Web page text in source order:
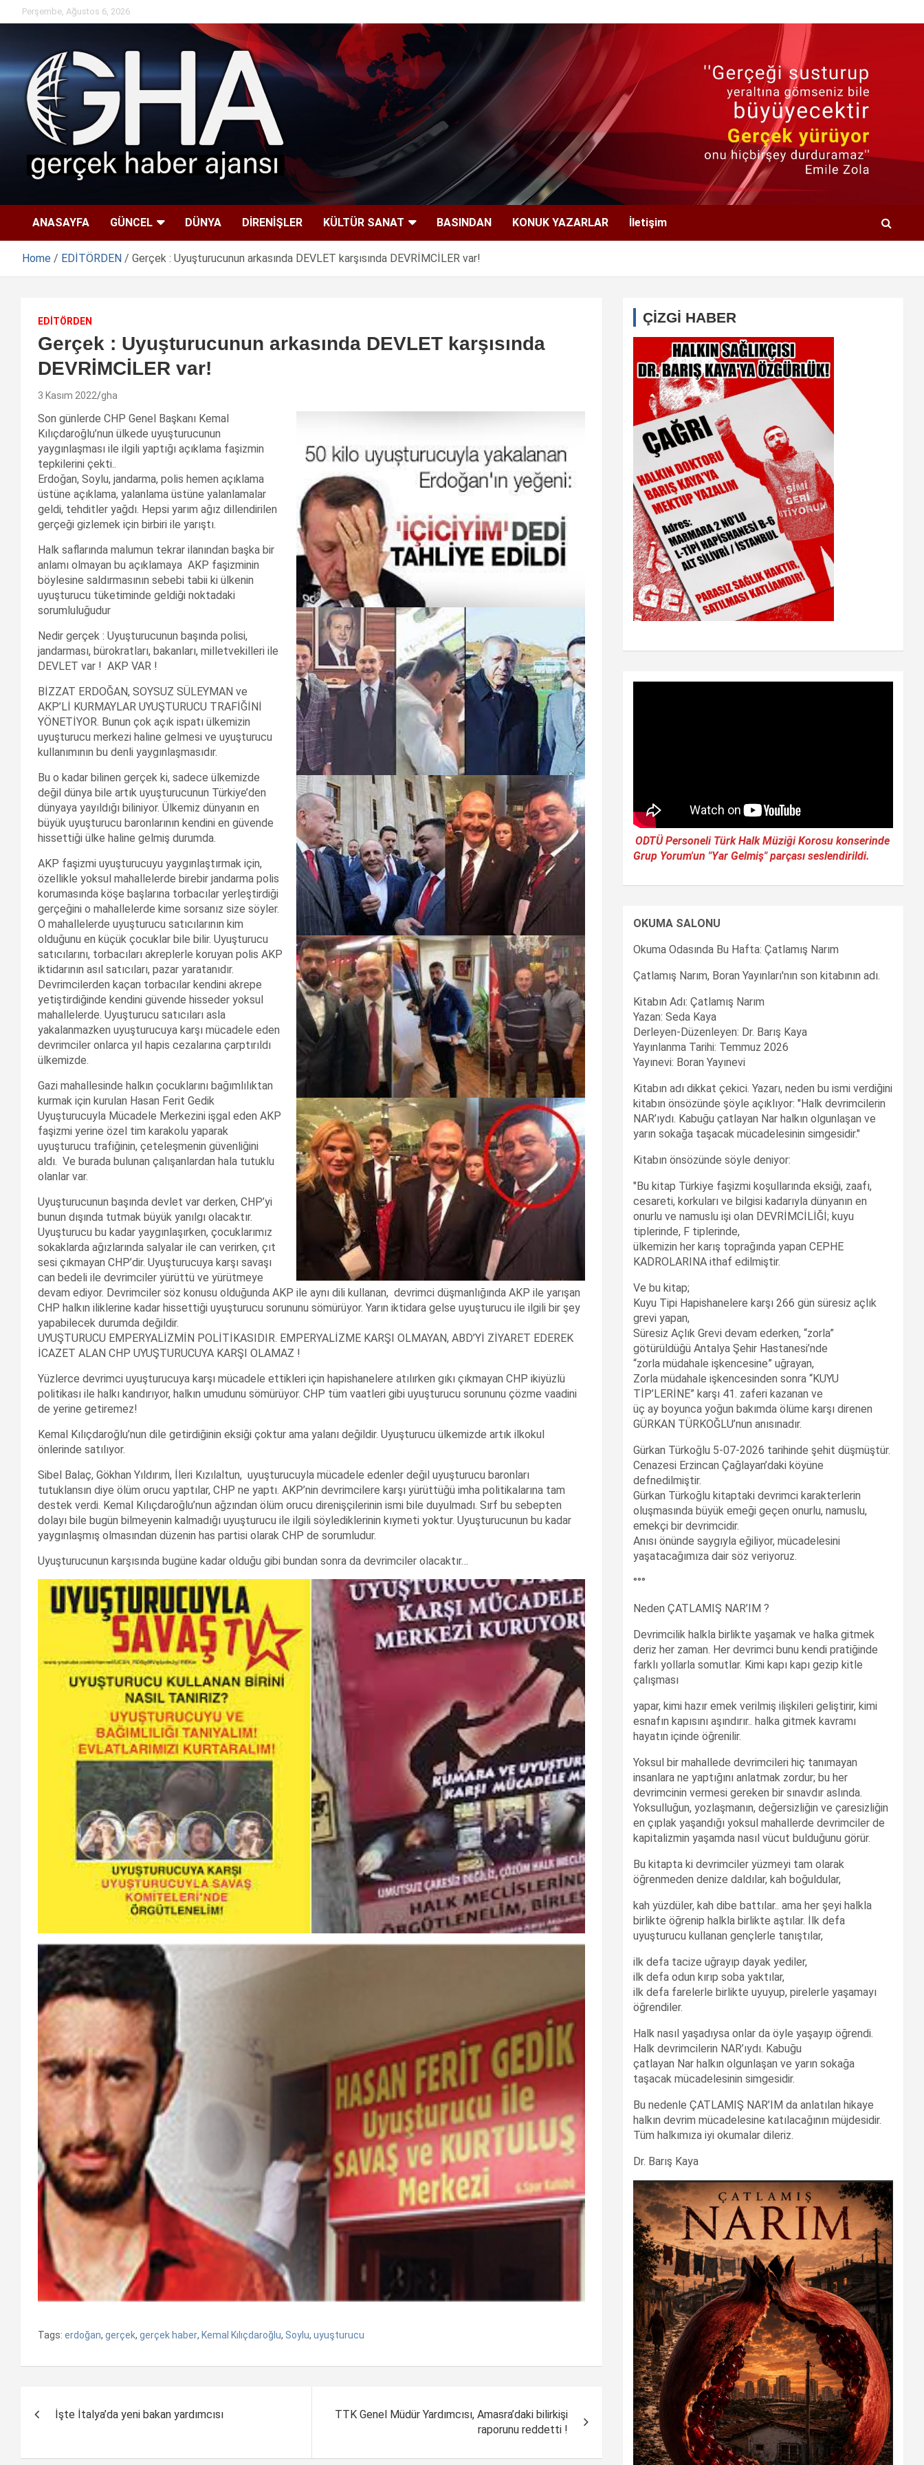
to
Perşembe, Ağustos 6, 2026
ANASAYFA GÜNCEL DÜNYA DİRENİŞLER KÜLTÜR SANAT BASINDAN KONUK YAZARLAR İletişim
Home EDİTÖRDEN Gerçek : Uyuşturucunun arkasında DEVLET karşısında DEVRİMCİLER var!
EDİTÖRDEN
Gerçek : Uyuşturucunun arkasında DEVLET karşısında
DEVRİMCİLER var!
3 Kasım 2022 gha
Son günlerde CHP Genel Başkanı Kemal
Kılıçdaroğlu’nun ülkede uyuşturucunun
yaygınlaşması ile ilgili yaptığı açıklama faşizmin
tepkilerini çekti..
Erdoğan, Soylu, jandarma, polis hemen açıklama
üstüne açıklama, yalanlama üstüne yalanlamalar
geldi, tehditler yağdı. Hepsi yarım ağız dillendirilen
gerçeği gizlemek için birbiri ile yarıştı.
Halk saflarında malumun tekrar ilanından başka bir
anlamı olmayan bu açıklamaya AKP faşizminin
böylesine saldırmasının sebebi tabii ki ülkenin
uyuşturucu tüketiminde geldiği noktadaki
sorumluluğudur
Nedir gerçek : Uyuşturucunun başında polisi,
jandarması, bürokratları, bakanları, milletvekilleri ile
DEVLET var ! AKP VAR !
BİZZAT ERDOĞAN, SOYSUZ SÜLEYMAN ve
AKP’Lİ KURMAYLAR UYUŞTURUCU TRAFİĞİNİ
YÖNETİYOR. Bunun çok açık ispatı ülkemizin
uyuşturucu merkezi haline gelmesi ve uyuşturucu
kullanımının bu denli yaygınlaşmasıdır.
Bu o kadar bilinen gerçek ki, sadece ülkemizde
değil dünya bile artık uyuşturucunun Türkiye’den
dünyaya yayıldığı biliniyor. Ülkemiz dünyanın en
büyük uyuşturucu baronlarının kendini en güvende
hissettiği ülke haline gelmiş durumda.
AKP faşizmi uyuşturucuyu yaygınlaştırmak için,
özellikle yoksul mahallelerde birebir jandarma polis
korumasında köşe başlarına torbacılar yerleştirdiği
gerçeğini o mahallelerde kime sorsanız size söyler.
O mahallelerde uyuşturucu satıcılarının kim
olduğunu en küçük çocuklar bile bilir. Uyuşturucu
satıcılarını, torbacıları akreplerle koruyan polis AKP
iktidarının asıl satıcıları, pazar yaratanıdır.
Devrimcilerden kaçan torbacılar kendini akrepe
yetiştirdiğinde kendini güvende hisseder yoksul
mahallelerde. Uyuşturucu satıcıları asla
yakalanmazken uyuşturucuya karşı mücadele eden
devrimciler onlarca yıl hapis cezalarına çarptırıldı
ülkemizde.
Gazi mahallesinde halkın çocuklarını bağımlılıktan
kurmak için kurulan Hasan Ferit Gedik
Uyuşturucuyla Mücadele Merkezini işgal eden AKP
faşizmi yerine özel tim karakolu yaparak
uyuşturucu trafiğinin, çeteleşmenin güvenliğini
aldı. Ve burada bulunan çalışanlardan hala tutuklu
olanlar var.
Uyuşturucunun başında devlet var derken, CHP’yi
bunun dışında tutmak büyük yanılgı olacaktır.
Uyuşturucu bu kadar yaygınlaşırken, çocuklarımız
sokaklarda ağızlarında salyalar ile can verirken, çıt
sesi çıkmayan CHP’dir. Uyuşturucuya karşı savaşı
can bedeli ile devrimciler yürüttü ve yürütmeye
devam ediyor. Devrimciler söz konusu olduğunda AKP ile aynı dili kullanan, devrimci düşmanlığında AKP ile yarışan
CHP halkın iliklerine kadar hissettiği uyuşturucu sorununu sömürüyor. Yarın iktidara gelse uyuşturucu ile ilgili bir şey
yapabilecek durumda değildir.
UYUŞTURUCU EMPERYALİZMİN POLİTİKASIDIR. EMPERYALİZME KARŞI OLMAYAN, ABD’Yİ ZİYARET EDEREK
İCAZET ALAN CHP UYUŞTURUCUYA KARŞI OLAMAZ !
Yüzlerce devrimci uyuşturucuya karşı mücadele ettikleri için hapishanelere atılırken gıkı çıkmayan CHP ikiyüzlü
politikası ile halkı kandırıyor, halkın umudunu sömürüyor. CHP tüm vaatleri gibi uyuşturucu sorununu çözme vaadini
de yerine getiremez!
Kemal Kılıçdaroğlu’nun dile getirdiğinin eksiği çoktur ama yalanı değildir. Uyuşturucu ülkemizde artık ilkokul
önlerinde satılıyor.
Sibel Balaç, Gökhan Yıldırım, İleri Kızılaltun, uyuşturucuyla mücadele edenler değil uyuşturucu baronları
tutuklansın diye ölüm orucu yaptılar, CHP ne yaptı. AKP’nin devrimcilere karşı yürüttüğü imha politikalarına tam
destek verdi. Kemal Kılıçdaroğlu’nun ağzından ölüm orucu direnişçilerinin ismi bile duyulmadı. Sırf bu sebepten
dolayı bile bugün bilmeyenin kalmadığı uyuşturucu ile ilgili söylediklerinin kıymeti yoktur. Uyuşturucunun bu kadar
yaygınlaşmış olmasından düzenin has partisi olarak CHP de sorumludur.
Uyuşturucunun karşısında bugüne kadar olduğu gibi bundan sonra da devrimciler olacaktır…
Tags: erdoğan, gerçek, gerçek haber, Kemal Kılıçdaroğlu, Soylu, uyuşturucu
dolaşımı
İşte İtalya’da yeni bakan yardımcısı
TTK Genel Müdür Yardımcısı, Amasra’daki bilirkişi
raporunu reddetti !
ÇİZGİ HABER
ODTÜ Personeli Türk Halk Müziği Korosu konserinde
Grup Yorum'un "Yar Gelmiş" parçası seslendirildi.
OKUMA SALONU
Okuma Odasında Bu Hafta: Çatlamış Narım
Çatlamış Narım, Boran Yayınları'nın son kitabının adı.
Kitabın Adı: Çatlamış Narım
Yazan: Seda Kaya
Derleyen-Düzenleyen: Dr. Barış Kaya
Yayınlanma Tarihi: Temmuz 2026
Yayınevi: Boran Yayınevi
Kitabın adı dikkat çekici. Yazarı, neden bu ismi verdiğini
kitabın önsözünde şöyle açıklıyor: "Halk devrimcilerin
NAR’ıydı. Kabuğu çatlayan Nar halkın olgunlaşan ve
yarın sokağa taşacak mücadelesinin simgesidir."
Kitabın önsözünde söyle deniyor:
"Bu kitap Türkiye faşizmi koşullarında eksiği, zaafı,
cesareti, korkuları ve bilgisi kadarıyla dünyanın en
onurlu ve namuslu işi olan DEVRİMCİLİĞİ; kuyu
tiplerinde, F tiplerinde,
ülkemizin her karış toprağında yapan CEPHE
KADROLARINA ithaf edilmiştir.
Ve bu kitap;
Kuyu Tipi Hapishanelere karşı 266 gün süresiz açlık
grevi yapan,
Süresiz Açlık Grevi devam ederken, “zorla”
götürüldüğü Antalya Şehir Hastanesi’nde
“zorla müdahale işkencesine” uğrayan,
Zorla müdahale işkencesinden sonra “KUYU
TİP’LERİNE” karşı 41. zaferi kazanan ve
üç ay boyunca yoğun bakımda ölüme karşı direnen
GÜRKAN TÜRKOĞLU’nun anısınadır.
Gürkan Türkoğlu 5-07-2026 tarihinde şehit düşmüştür.
Cenazesi Erzincan Çağlayan’daki köyüne
defnedilmiştir.
Gürkan Türkoğlu kitaptaki devrimci karakterlerin
oluşmasında büyük emeği geçen onurlu, namuslu,
emekçi bir devrimcidir.
Anısı önünde saygıyla eğiliyor, mücadelesini
yaşatacağımıza dair söz veriyoruz.
°°°
Neden ÇATLAMIŞ NAR’IM ?
Devrimcilik halkla birlikte yaşamak ve halka gitmek
deriz her zaman. Her devrimci bunu kendi pratiğinde
farklı yollarla somutlar. Kimi kapı kapı gezip kitle
çalışması
yapar, kimi hazır emek verilmiş ilişkileri geliştirir, kimi
esnafın kapısını aşındırır.. halka gitmek kavramı
hayatın içinde öğrenilir.
Yoksul bir mahallede devrimcileri hiç tanımayan
insanlara ne yaptığını anlatmak zordur; bu her
devrimcinin vermesi gereken bir sınavdır aslında.
Yoksulluğun, yozlaşmanın, değersizliğin ve çaresizliğin
en çıplak yaşandığı yoksul mahallerde devrimciler de
kapitalizmin yaşamda nasıl vücut bulduğunu görür.
Bu kitapta ki devrimciler yüzmeyi tam olarak
öğrenmeden denize daldılar, kah boğuldular,
kah yüzdüler, kah dibe battılar.. ama her şeyi halkla
birlikte öğrenip halkla birlikte aştılar. İlk defa
uyuşturucu kullanan gençlerle tanıştılar,
ilk defa tacize uğrayıp dayak yediler,
ilk defa odun kırıp soba yaktılar,
ilk defa farelerle birlikte uyuyup, pirelerle yaşamayı
öğrendiler.
Halk nasıl yaşadıysa onlar da öyle yaşayıp öğrendi.
Halk devrimcilerin NAR’ıydı. Kabuğu
çatlayan Nar halkın olgunlaşan ve yarın sokağa
taşacak mücadelesinin simgesidir.
Bu nedenle ÇATLAMIŞ NAR’IM da anlatılan hikaye
halkın devrim mücadelesine katılacağının müjdesidir.
Tüm halkımıza iyi okumalar dileriz.
Dr. Barış Kaya